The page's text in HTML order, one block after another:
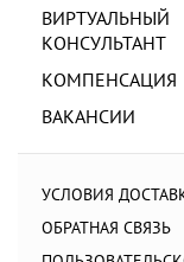
ВИРТУАЛЬНЫЙ
КОНСУЛЬТАНТ
КОМПЕНСАЦИЯ
ВАКАНСИИ
УСЛОВИЯ
ОБРАТНАЯ СВЯЗЬ